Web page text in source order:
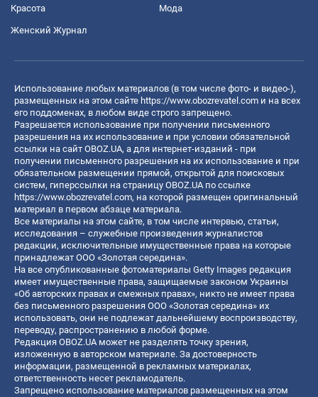
Красота Мода
Женский Журнал
Использование любых материалов (в том числе фото- и видео-),
размещенных на этом сайте https://www.obozrevatel.com и на всех
его поддоменах, в любом виде строго запрещено.
Разрешается использование при получении письменного
разрешения на их использование и при условии обязательной
ссылки на сайт OBOZ.UA, а для интернет-изданий - при
получении письменного разрешения на их использование и при
обязательном размещении прямой, открытой для поисковых
систем, гиперссылки на страницу OBOZ.UA по ссылке
https://www.obozrevatel.com, на которой размещен оригинальный
материал в первом абзаце материала.
Все материалы на этом сайте, в том числе интервью, статьи,
исследования – служебные произведения журналистов
редакции, исключительные имущественные права на которые
принадлежат ООО «Золотая середина».
На все опубликованные фотоматериалы Getty Images редакция
имеет имущественные права, защищаемые законом Украины
«Об авторских правах и смежных правах», никто не имеет права
без письменного разрешения ООО «Золотая середина» их
использовать, они не подлежат дальнейшему воспроизводству,
переводу, распространению в любой форме.
Редакция OBOZ.UA может не разделять точку зрения,
изложенную в авторском материале. За достоверность
информации, размещенной в рекламных материалах,
ответственность несет рекламодатель.
Запрещено использование материалов размещенных на этом